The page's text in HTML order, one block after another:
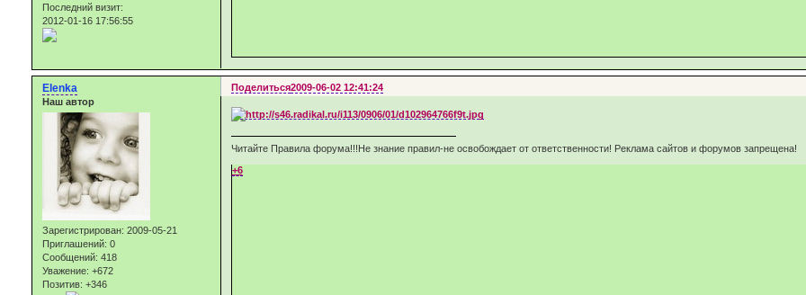
Последний визит:
2012-01-16 17:56:55
Поделиться2009-06-02 12:41:24
Elenka
Наш автор
Зарегистрирован: 2009-05-21
Приглашений: 0
Сообщений: 418
Уважение: +672
Позитив: +346
Читайте Правила форума!!!Не знание правил-не освобождает от ответственности! Реклама сайтов и форумов запрещена!
+6